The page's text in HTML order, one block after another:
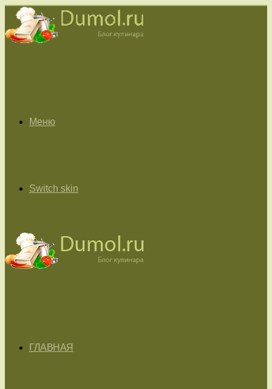
Меню
Switch skin
ГЛАВНАЯ